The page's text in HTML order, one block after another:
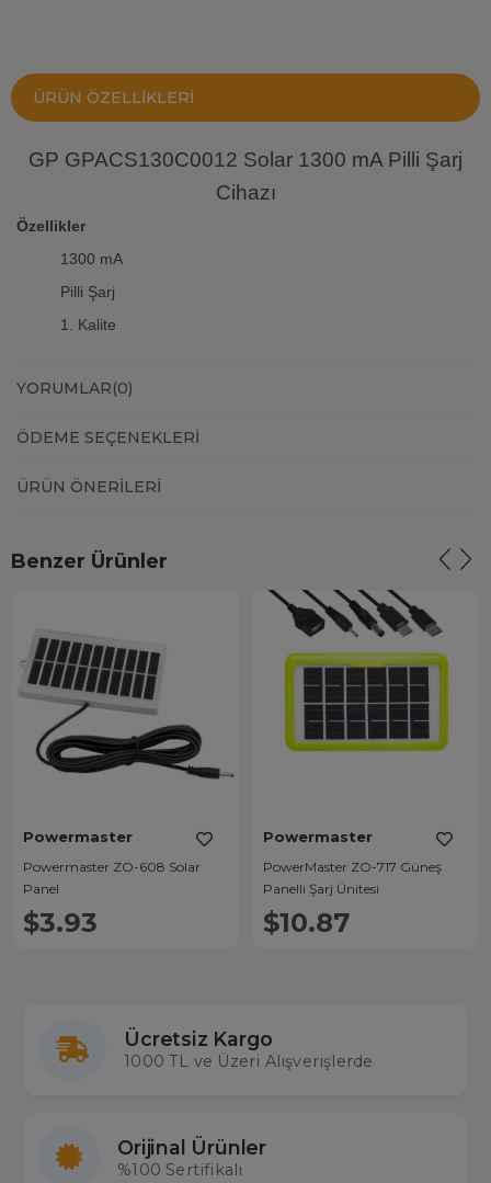
ÜRÜN ÖZELLIKLERI
GP GPACS130C0012 Solar 1300 mA Pilli Şarj
Cihazı
Özellikler
1300 mA
Pilli Şarj
1. Kalite
YORUMLAR(0)
ÖDEME SEÇENEKLERI
ÜRÜN ÖNERILERI
Benzer Ürünler
Powermaster
Powermaster ZO-608 Solar
Panel
$3.93
Powermaster
PowerMaster ZO-717 Güneş
Panelli Şarj Ünitesi
$10.87
Ücretsiz Kargo
1000 TL ve Üzeri Alışverişlerde
Orijinal Ürünler
%100 Sertifikalı